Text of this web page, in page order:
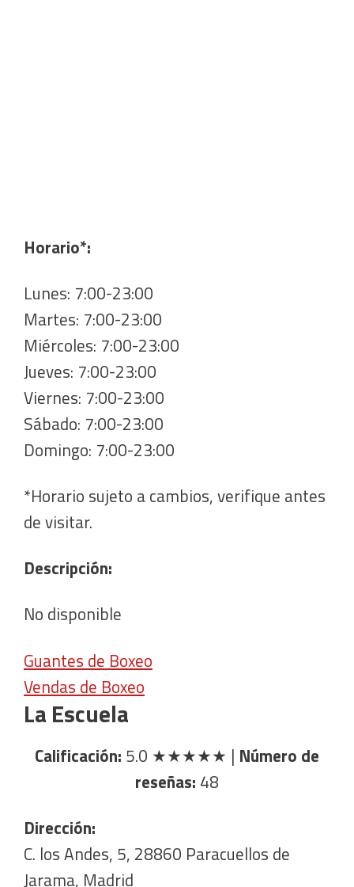
Horario*:
Lunes: 7:00-23:00
Martes: 7:00-23:00
Miércoles: 7:00-23:00
Jueves: 7:00-23:00
Viernes: 7:00-23:00
Sábado: 7:00-23:00
Domingo: 7:00-23:00
*Horario sujeto a cambios, verifique antes
de visitar.
Descripción:
No disponible
Guantes de Boxeo
Vendas de Boxeo
La Escuela
Calificación: 5.0 ★★★★★ | Número de
reseñas: 48
Dirección:
C. los Andes, 5, 28860 Paracuellos de
Jarama, Madrid